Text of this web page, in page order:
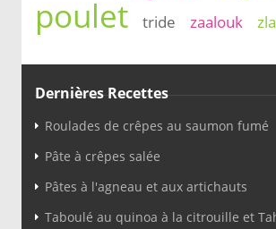
poulet
tride zaalouk
Dernières Recettes
Roulades de crêpes au saumon fumé
Pâte à crêpes salée
Pâtes à l'agneau et aux artichauts
Taboulé au quinoa à la citrouille et